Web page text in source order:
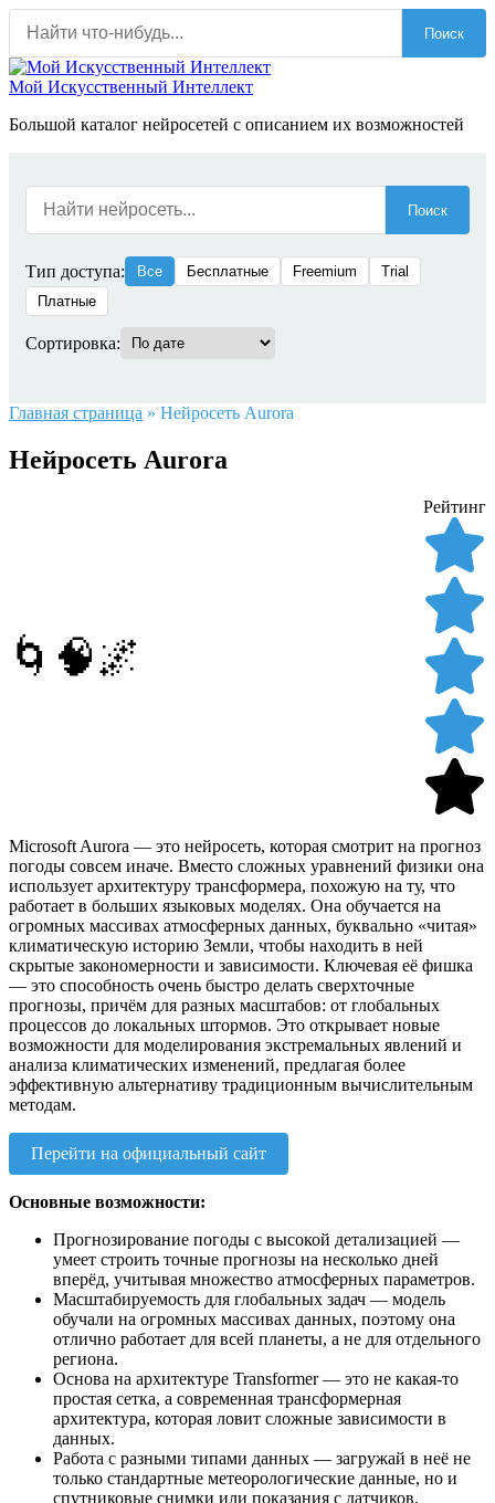
Перейти
содержанию
Поиск
Мой Искусственный Интеллект
Большой каталог нейросетей с описанием их возможностей
Поиск
Тип доступа: Все Бесплатные Freemium
Trial
Платные
Сортировка:
Главная страница » Нейросеть Aurora
Нейросеть Aurora
🌀🧠🌌
Рейтинг
Microsoft Aurora — это нейросеть, которая смотрит на прогноз
погоды совсем иначе. Вместо сложных уравнений физики она
использует архитектуру трансформера, похожую на ту, что
работает в больших языковых моделях. Она обучается на
огромных массивах атмосферных данных, буквально «читая»
климатическую историю Земли, чтобы находить в ней
скрытые закономерности и зависимости. Ключевая её фишка
— это способность очень быстро делать сверхточные
прогнозы, причём для разных масштабов: от глобальных
процессов до локальных штормов. Это открывает новые
возможности для моделирования экстремальных явлений и
анализа климатических изменений, предлагая более
эффективную альтернативу традиционным вычислительным
методам.
Перейти на официальный сайт
Основные возможности:
Прогнозирование погоды с высокой детализацией —
умеет строить точные прогнозы на несколько дней
вперёд, учитывая множество атмосферных параметров.
Масштабируемость для глобальных задач — модель
обучали на огромных массивах данных, поэтому она
отлично работает для всей планеты, а не для отдельного
региона.
Основа на архитектуре Transformer — это не какая-то
простая сетка, а современная трансформерная
архитектура, которая ловит сложные зависимости в
данных.
Работа с разными типами данных — загружай в неё не
только стандартные метеорологические данные, но и
спутниковые снимки или показания с датчиков.